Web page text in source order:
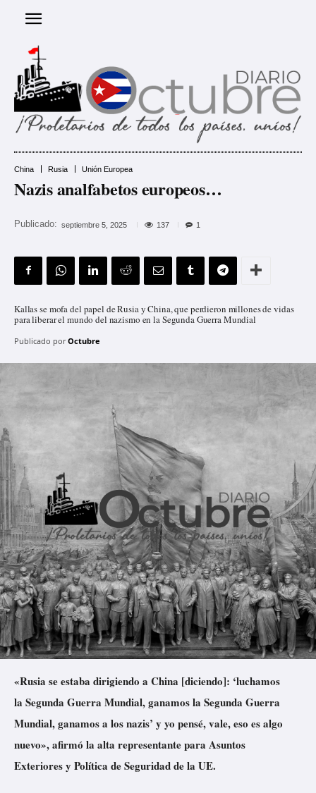
China Rusia Unión Europea
Nazis analfabetos europeos…
Publicado: septiembre 5, 2025 137 1
Kallas se mofa del papel de Rusia y China, que perdieron millones de vidas
para liberar el mundo del nazismo en la Segunda Guerra Mundial
Publicado por Octubre
«Rusia se estaba dirigiendo a China [diciendo]: ‘luchamos
la Segunda Guerra Mundial, ganamos la Segunda Guerra
Mundial, ganamos a los nazis’ y yo pensé, vale, eso es algo
nuevo», afirmó la alta representante para Asuntos
Exteriores y Política de Seguridad de la UE.